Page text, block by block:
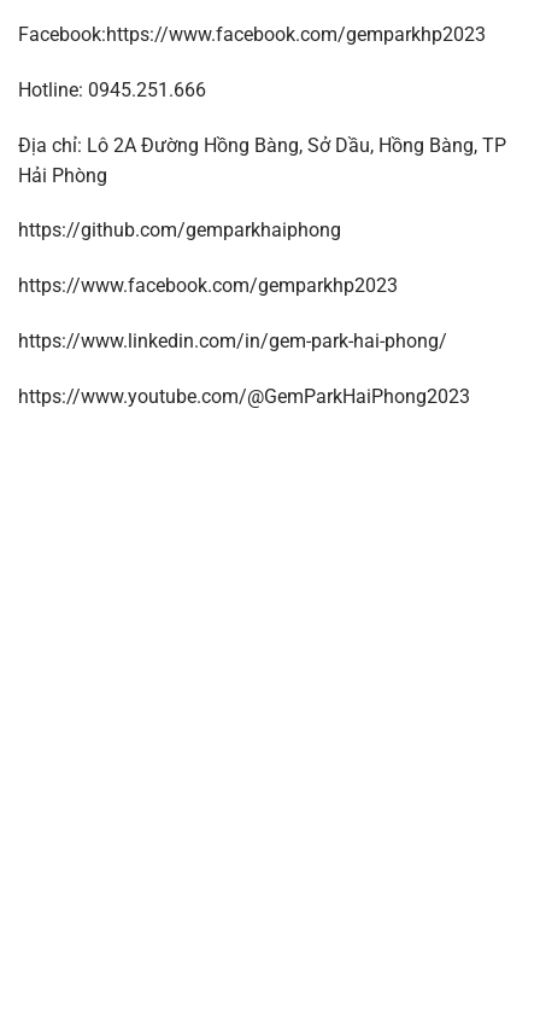
Facebook:https://www.facebook.com/gemparkhp2023
Hotline: 0945.251.666
Địa chỉ: Lô 2A Đường Hồng Bàng, Sở Dầu, Hồng Bàng, TP
Hải Phòng
https://github.com/gemparkhaiphong
https://www.facebook.com/gemparkhp2023
https://www.linkedin.com/in/gem-park-hai-phong/
https://www.youtube.com/@GemParkHaiPhong2023